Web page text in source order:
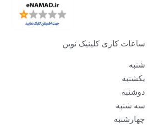
ساعات کاری کلینیک نوین
شنبه
یکشنبه
دوشنبه
سه شنبه
چهارشنبه